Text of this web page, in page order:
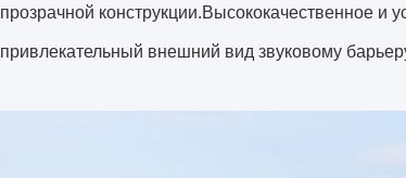
прозрачной конструкции.Высококачественное и
привлекательный внешний вид звуковому